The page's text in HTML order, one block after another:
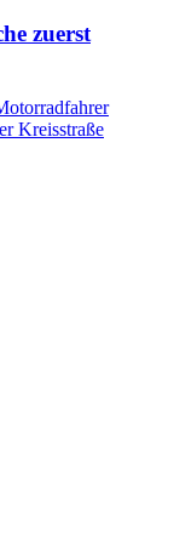
zuerst
Kreisstraße